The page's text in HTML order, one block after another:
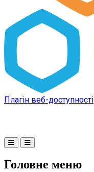
Плагін веб-доступності
Головне меню